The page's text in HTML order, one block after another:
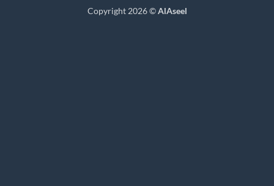
Copyright 2026 ©AlAseel